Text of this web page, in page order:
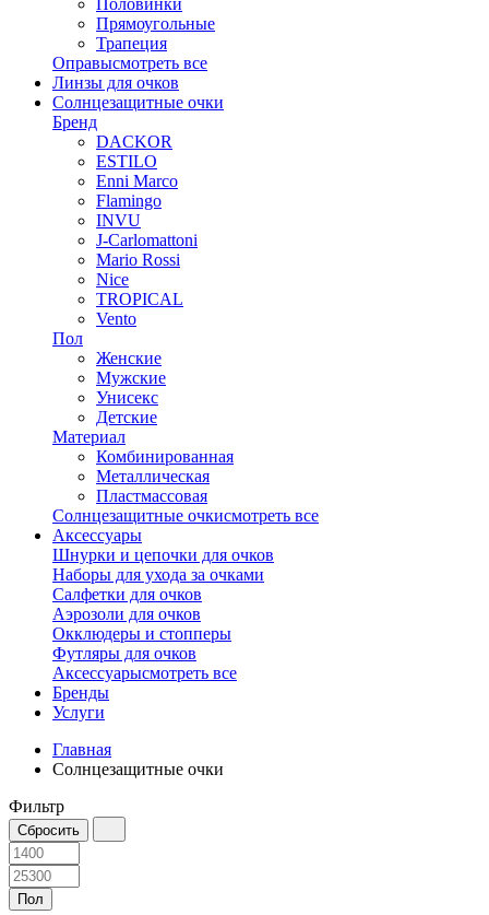
Прямоугольные
Трапеция
Оправысмотреть все
Линзы для очков
Солнцезащитные очки
Бренд
DACKOR
ESTILO
Enni Marco
Flamingo
INVU
J-Carlomattoni
Mario Rossi
Nice
TROPICAL
Vento
Пол
Женские
Мужские
Унисекс
Детские
Материал
Комбинированная
Металлическая
Пластмассовая
Солнцезащитные очкисмотреть все
Аксессуары
Шнурки и цепочки для очков
Наборы для ухода за очками
Салфетки для очков
Аэрозоли для очков
Окклюдеры и стопперы
Футляры для очков
Аксессуарысмотреть все
Бренды
Услуги
Главная
Солнцезащитные очки
Фильтр
Пол